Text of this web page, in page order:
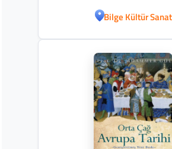
Bilge Kültür Sanat